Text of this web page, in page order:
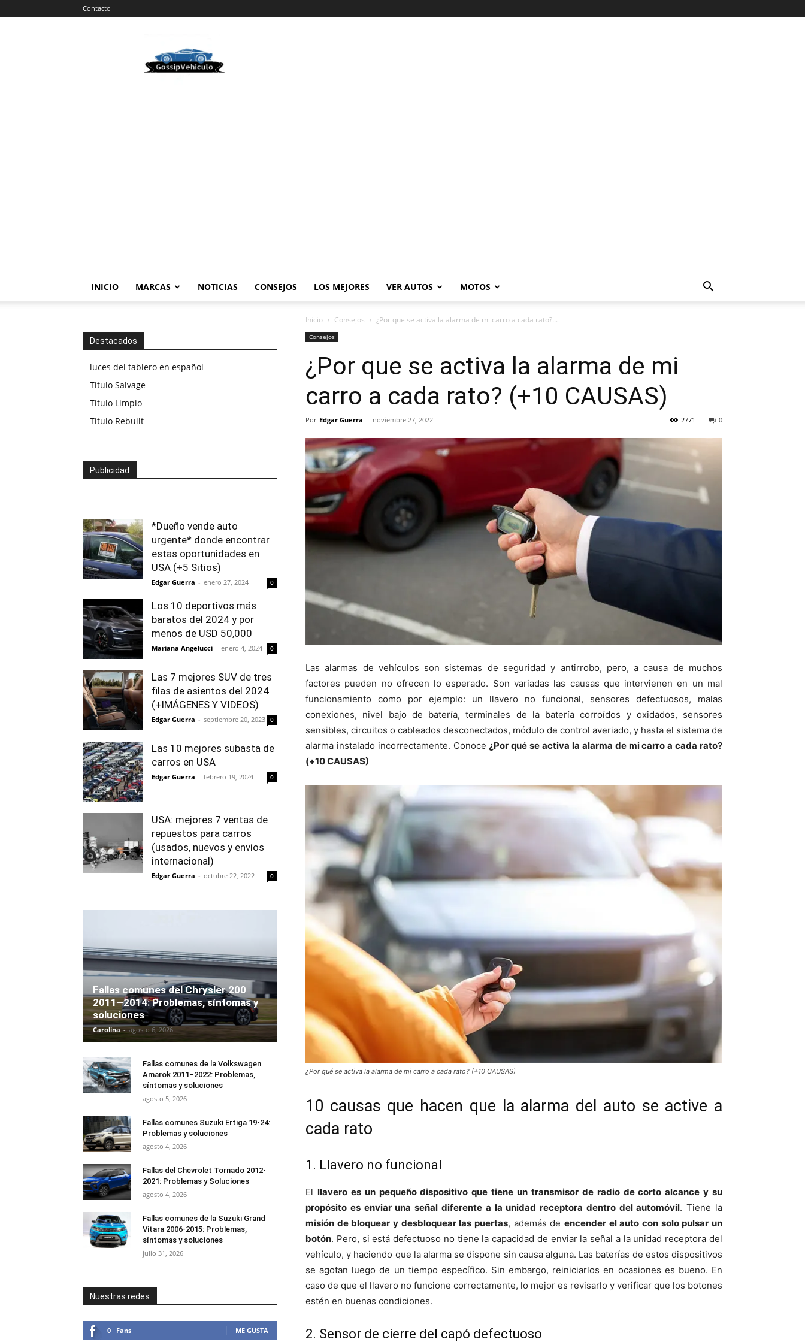
Contacto
Vehiculos
INICIO MARCAS NOTICIAS CONSEJOS LOS MEJORES VER AUTOS MOTOS
Inicio Consejos ¿Por que se activa la alarma de mi carro a cada rato?...
Consejos
¿Por que se activa la alarma de mi
carro a cada rato? (+10 CAUSAS)
Por Edgar Guerra - noviembre 27, 2022 0
2771
Las alarmas de vehículos son sistemas de seguridad y antirrobo, pero, a causa de muchos
factores pueden no ofrecen lo esperado. Son variadas las causas que intervienen en un mal
funcionamiento como por ejemplo: un llavero no funcional, sensores defectuosos, malas
conexiones, nivel bajo de batería, terminales de la batería corroídos y oxidados, sensores
sensibles, circuitos o cableados desconectados, módulo de control averiado, y hasta el sistema de
alarma instalado incorrectamente. Conoce¿Por qué se activa la alarma de mi carro a cada rato?
(+10 CAUSAS)
¿Por qué se activa la alarma de mi carro a cada rato? (+10 CAUSAS)
10 causas que hacen que la alarma del auto se active a
cada rato
1. Llavero no funcional
El llavero es un pequeño dispositivo que tiene un transmisor de radio de corto alcance y su
propósito es enviar una señal diferente a la unidad receptora dentro del automóvil. Tiene la
misión de bloquear y desbloquear las puertas, además de encender el auto con solo pulsar un
botón. Pero, si está defectuoso no tiene la capacidad de enviar la señal a la unidad receptora del
vehículo, y haciendo que la alarma se dispone sin causa alguna. Las baterías de estos dispositivos
se agotan luego de un tiempo específico. Sin embargo, reiniciarlos en ocasiones es bueno. En
caso de que el llavero no funcione correctamente, lo mejor es revisarlo y verificar que los botones
estén en buenas condiciones.
2. Sensor de cierre del capó defectuoso
Destacados
luces del tablero en español
Titulo Salvage
Titulo Limpio
Titulo Rebuilt
Publicidad
*Dueño vende auto
urgente* donde encontrar
estas oportunidades en
USA (+5 Sitios)
Edgar Guerra - enero 27, 2024 0
Los 10 deportivos más
baratos del 2024 y por
menos de USD 50,000
Mariana Angelucci - enero 4, 2024 0
Las 7 mejores SUV de tres
filas de asientos del 2024
(+IMÁGENES Y VIDEOS)
Edgar Guerra - septiembre 20, 2023 0
Las 10 mejores subasta de
carros en USA
Edgar Guerra - febrero 19, 2024 0
USA: mejores 7 ventas de
repuestos para carros
(usados, nuevos y envíos
internacional)
Edgar Guerra - octubre 22, 2022 0
Fallas comunes del Chrysler 200
2011–2014: Problemas, síntomas y
soluciones
Carolina - agosto 6, 2026
Fallas comunes de la Volkswagen
Amarok 2011–2022: Problemas,
síntomas y soluciones
agosto 5, 2026
Fallas comunes Suzuki Ertiga 19-24:
Problemas y soluciones
agosto 4, 2026
Fallas del Chevrolet Tornado 2012-
2021: Problemas y Soluciones
agosto 4, 2026
Fallas comunes de la Suzuki Grand
Vitara 2006-2015: Problemas,
síntomas y soluciones
julio 31, 2026
Nuestras redes
0 Fans ME GUSTA